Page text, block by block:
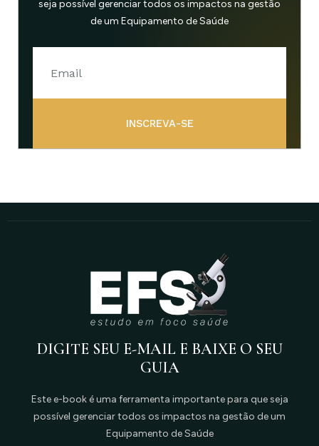
seja possível gerenciar todos os impactos na gestão
de um Equipamento de Saúde
INSCREVA-SE
DIGITE SEU E-MAIL E BAIXE O SEU
GUIA
Este e-book é uma ferramenta importante para que seja
possível gerenciar todos os impactos na gestão de um
Equipamento de Saúde